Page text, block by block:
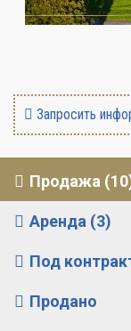
Запросить
Продажа
Аренда (3)
Под
Продано